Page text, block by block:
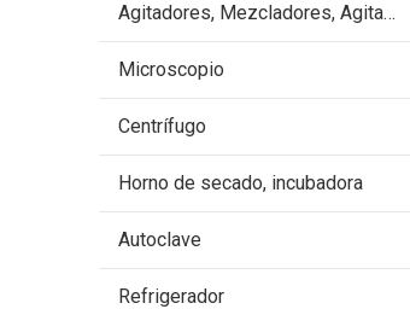
Agitadores, Mezcladores, Agitadores, Pipetas
Microscopio
Centrífugo
Horno de secado, incubadora
Autoclave
Refrigerador